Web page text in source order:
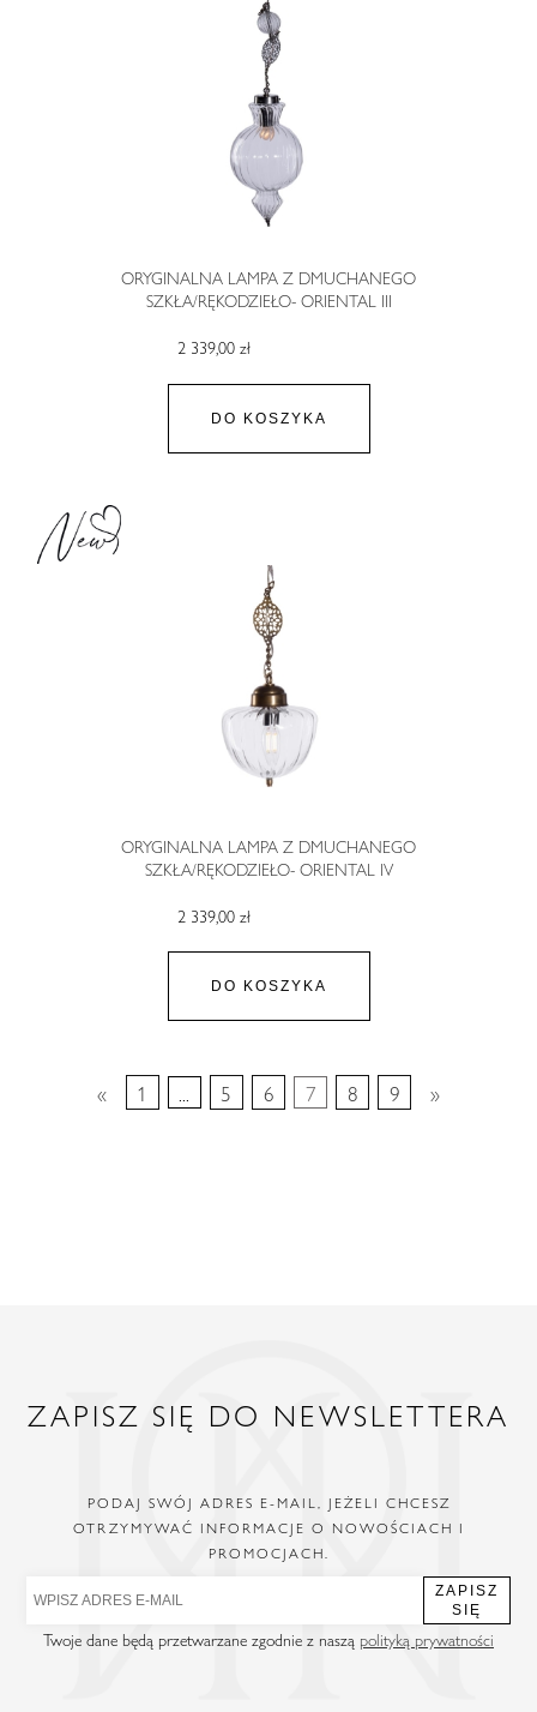
ORYGINALNA LAMPA Z DMUCHANEGO
SZKŁA/RĘKODZIEŁO- ORIENTAL III
2 339,00 zł
DO KOSZYKA
ORYGINALNA LAMPA Z DMUCHANEGO
SZKŁA/RĘKODZIEŁO- ORIENTAL IV
2 339,00 zł
DO KOSZYKA
« 1 5 6 7 8 9 »
ZAPISZ SIĘ DO NEWSLETTERA
PODAJ SWÓJ ADRES E-MAIL, JEŻELI CHCESZ
OTRZYMYWAĆ INFORMACJE O NOWOŚCIACH I
PROMOCJACH.
ZAPISZ
SIĘ
Twoje dane będą przetwarzane zgodnie z naszą polityką prywatności